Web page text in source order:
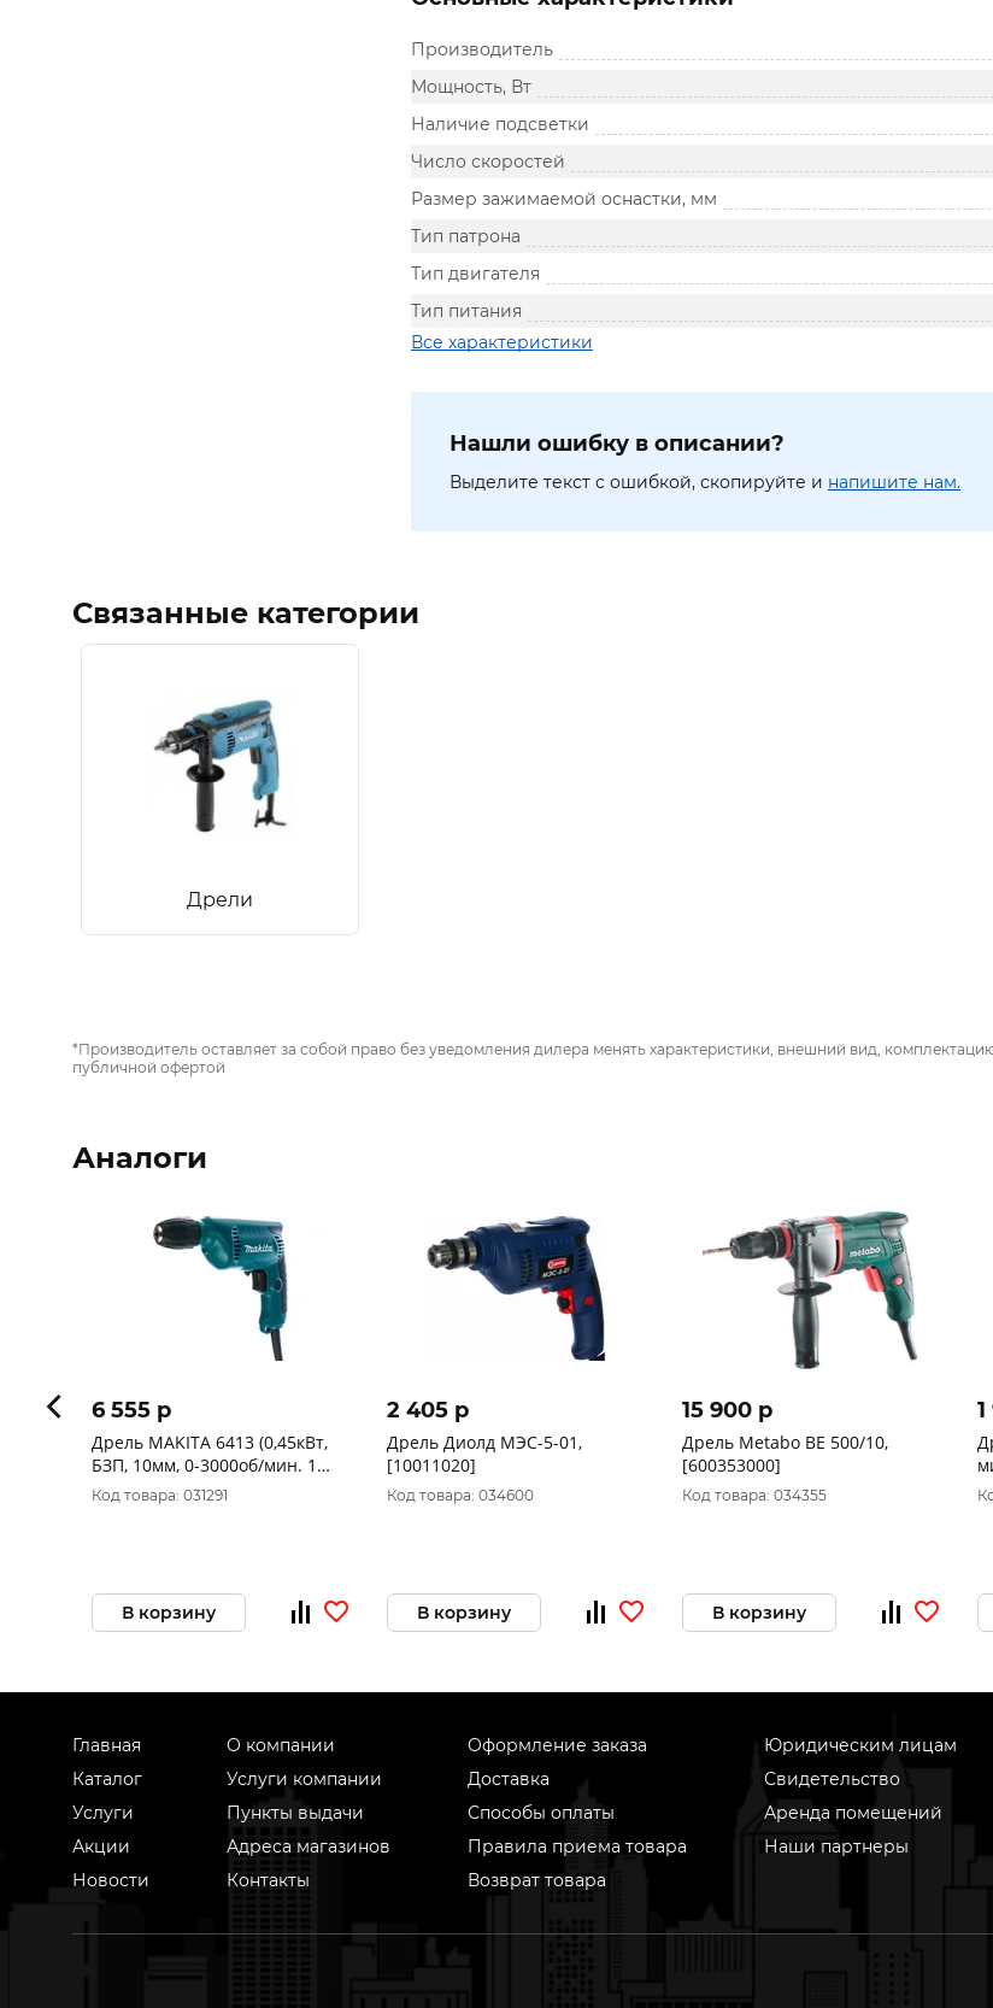
Производитель
Мощность, Вт
Наличие подсветки
Число скоростей
Размер зажимаемой оснастки, мм
Тип патрона
Тип двигателя
Тип питания
Все характеристики
Нашли ошибку в описании?
Выделите текст с ошибкой, скопируйте и напишите нам.
Связанные категории
Дрели
*Производитель оставляет за собой право без уведомления дилера менять характеристики, внешний вид,
публичной офертой
Аналоги
6 555 p
Дрель MAKITA 6413 (0,45кВт,
БЗП, 10мм, 0-3000об/мин. 1
Код товара: 031291
В корзину
2 405 p
Дрель Диолд МЭС-5-01,
[10011020]
Код товара: 034600
В корзину
15 900 p
Дрель Metabo BE 500/10,
[600353000]
Код товара: 034355
В корзину
Главная
Каталог
Услуги
Акции
Новости
О компании
Услуги компании
Пункты выдачи
Адреса магазинов
Контакты
Оформление заказа
Доставка
Способы оплаты
Правила приема товара
Возврат товара
Юридическим лицам
Свидетельство
Аренда помещений
Наши партнеры